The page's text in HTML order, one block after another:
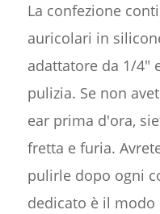
La confezione
auricolari in
adattatore da 1/4"
pulizia. Se non
ear prima d'ora,
fretta e furia.
pulirle dopo ogni
dedicato è il